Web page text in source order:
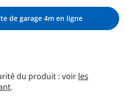
de garage 4m en ligne
du produit : voir les
.